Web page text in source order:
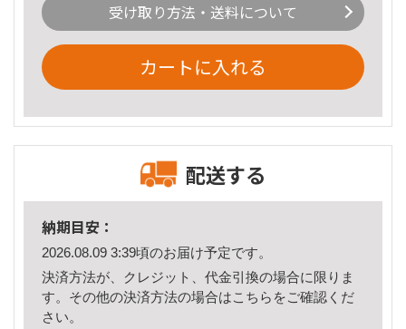
受け取り方法・送料について
カートに入れる
配送する
納期目安：
2026.08.09 3:39頃のお届け予定です。
決済方法が、クレジット、代金引換の場合に限りま
す。その他の決済方法の場合はこちら をご確認くだ
さい。